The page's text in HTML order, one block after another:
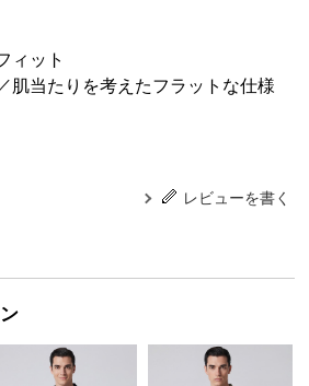
ィット
肌当たりを考えたフラットな仕様
レビューを書く